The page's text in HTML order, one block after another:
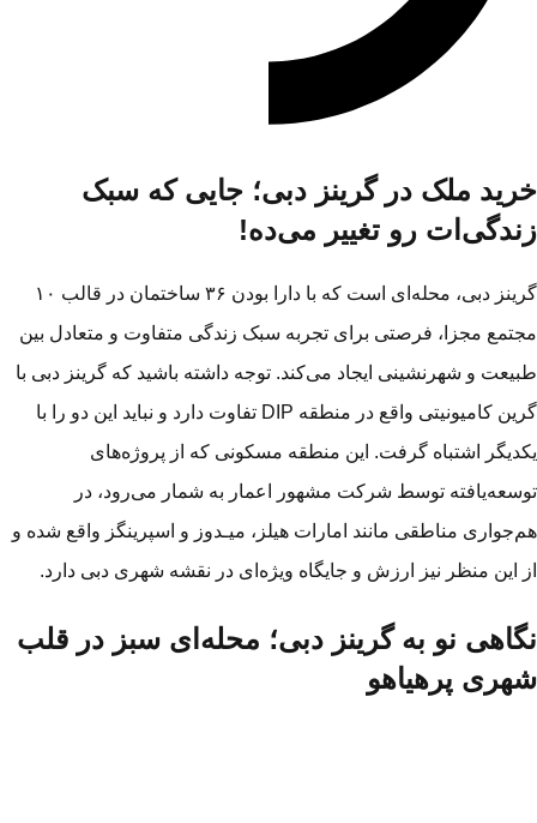
ملک در گرینز دبی؛ جایی که سبک
رو تغییر می‌ده!
گرینز دبی، محله‌ای است که با دارا بودن ۳۶ ساختمان در قالب ۱۰
مجزا، فرصتی برای تجربه‌ سبک زندگی متفاوت و متعادل بین
و شهرنشینی ایجاد می‌کند. توجه داشته باشید که گرینز دبی با
گرین کامیونیتی واقع در منطقه DIP تفاوت دارد و نباید این دو را با
اشتباه گرفت. این منطقه‌ مسکونی که از پروژه‌های
توسط شرکت مشهور اعمار به شمار می‌رود، در
مناطقی مانند امارات هیلز، میـدوز و اسپرینگز واقع شده و
این منظر نیز ارزش و جایگاه ویژه‌ای در نقشه شهری دبی دارد.
نو به گرینز دبی؛ محله‌ای سبز در قلب
پرهیاهو